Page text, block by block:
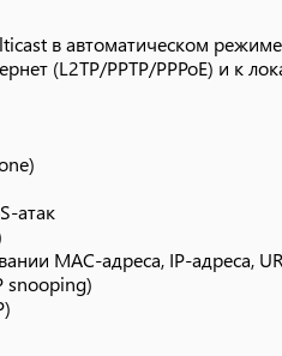
1x1, до 150 Мбит/с*)
по MAC-адресам
языке
(веб-конфигуратор/TELNET)
в автоматическом
(L2TP/PPTP/PPPoE) и к
атак
MAC-адреса, IP-адреса,
snooping)